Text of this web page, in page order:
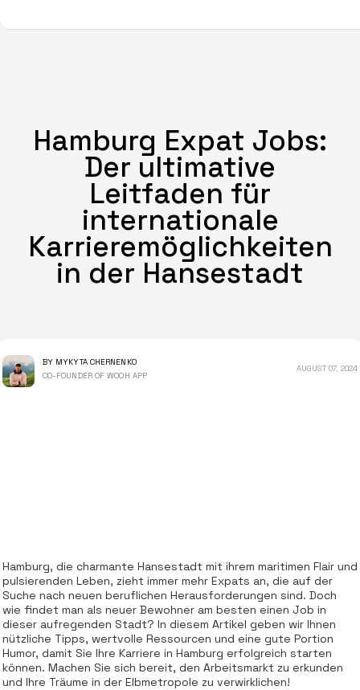
Hamburg Expat Jobs:
Der ultimative
Leitfaden für
internationale
Karrieremöglichkeiten
in der Hansestadt
BY MYKYTA CHERNENKO
CO-FOUNDER OF WOOH APP
AUGUST 07, 2024
Hamburg, die charmante Hansestadt mit ihrem maritimen Flair und
pulsierenden Leben, zieht immer mehr Expats an, die auf der
Suche nach neuen beruflichen Herausforderungen sind. Doch
wie findet man als neuer Bewohner am besten einen Job in
dieser aufregenden Stadt? In diesem Artikel geben wir Ihnen
nützliche Tipps, wertvolle Ressourcen und eine gute Portion
Humor, damit Sie Ihre Karriere in Hamburg erfolgreich starten
können. Machen Sie sich bereit, den Arbeitsmarkt zu erkunden
und Ihre Träume in der Elbmetropole zu verwirklichen!